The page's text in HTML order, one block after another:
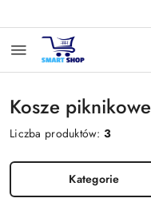
Kosze piknikowe
Liczba produktów:3
Kategorie